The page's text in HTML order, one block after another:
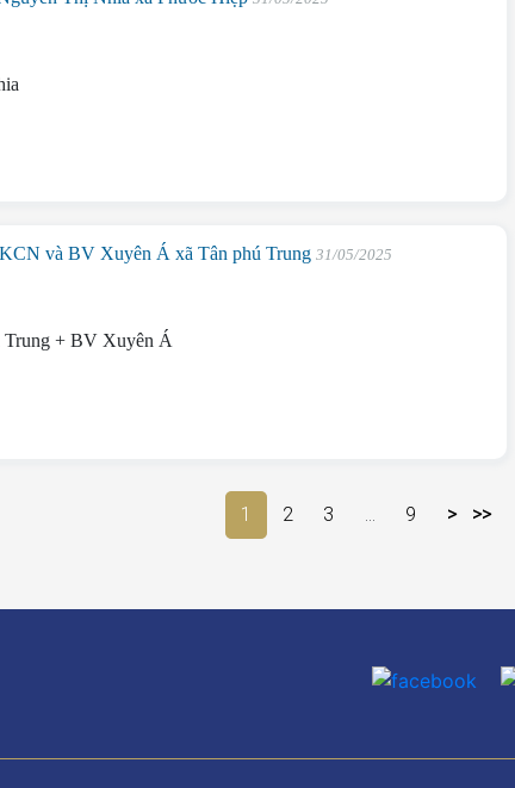
và BV Xuyên Á xã Tân phú Trung31/05/2025
Trung + BV Xuyên Á
1 2 3 ... 9 > >>